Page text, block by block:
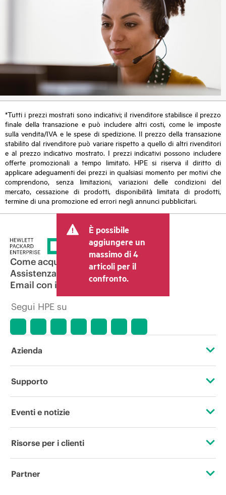
*Tutti i prezzi mostrati sono indicativi; il rivenditore stabilisce il prezzo
finale della transazione e può includere altri costi, come le imposte
sulla vendita/IVA e le spese di spedizione. Il prezzo della transazione
stabilito dal rivenditore può variare rispetto a quello di altri rivenditori
e al prezzo indicativo mostrato. I prezzi indicativi possono includere
offerte promozionali a tempo limitato. HPE si riserva il diritto di
applicare adeguamenti dei prezzi in qualsiasi momento per motivi che
comprendono, senza limitazioni, variazioni delle condizioni del
mercato, cessazione di prodotti, disponibilità limitata di prodotti,
termine di una promozione ed errori negli annunci pubblicitari.
È possibile
aggiungere un
massimo di 4
articoli per il
confronto.
Come acquistare
Assistenza per i prodotti
Email con il commerciale
Segui HPE su
Azienda
Informazioni su HPE
Responsabilità aziendale
HPE Labs
Supporto
Operational support services
Software e driver
Eventi e notizie
Eventi
Risorse per i clienti
Contattaci
Partner